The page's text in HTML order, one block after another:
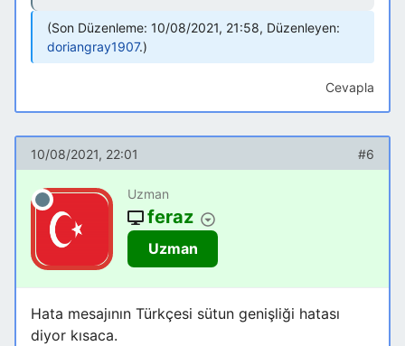
Son Düzenleme: 10/08/2021, 21:58, Düzenleyen:
doriangray1907.
Cevapla
10/08/2021, 22:01 #6
Uzman
feraz
Uzman
Hata mesajının Türkçesi sütun genişliği hatası
diyor kısaca.